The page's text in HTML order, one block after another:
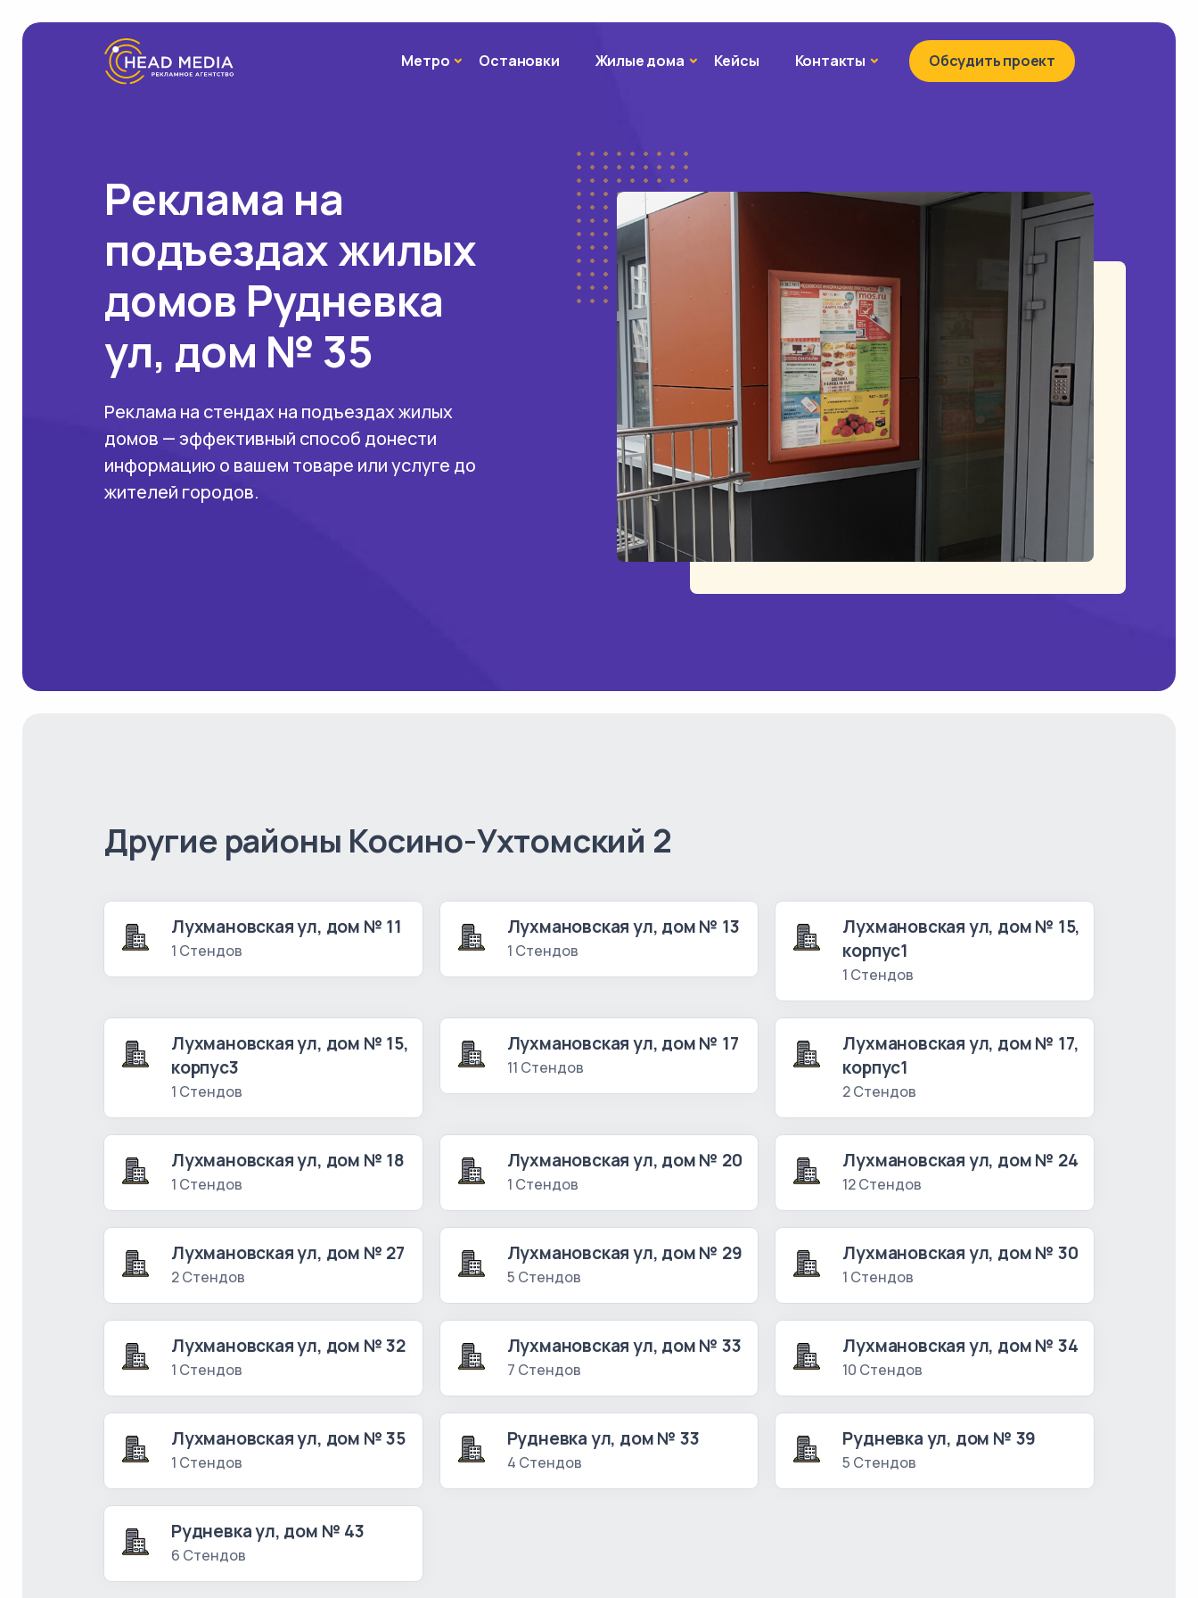
МетроМетроОстановки Жилые домаЖилые дома
Кейсы Контакты КонтактыОбсудить проект
Реклама на
подъездах жилых
домов Рудневка
ул, дом № 35
Реклама на стендах на подъездах жилых
домов — эффективный способ донести
информацию о вашем товаре или услуге до
жителей городов.
Другие районы Косино-Ухтомский 2
Лухмановская ул, дом № 11
1 Стендов
Лухмановская ул, дом № 13
1 Стендов
Лухмановская ул, дом № 15,
корпус1
1 Стендов
Лухмановская ул, дом № 15,
корпус3
1 Стендов
Лухмановская ул, дом № 17
11 Стендов
Лухмановская ул, дом № 17,
корпус1
2 Стендов
Лухмановская ул, дом № 18
1 Стендов
Лухмановская ул, дом № 20
1 Стендов
Лухмановская ул, дом № 24
12 Стендов
Лухмановская ул, дом № 27
2 Стендов
Лухмановская ул, дом № 29
5 Стендов
Лухмановская ул, дом № 30
1 Стендов
Лухмановская ул, дом № 32
1 Стендов
Лухмановская ул, дом № 33
7 Стендов
Лухмановская ул, дом № 34
10 Стендов
Лухмановская ул, дом № 35
1 Стендов
Рудневка ул, дом № 33
4 Стендов
Рудневка ул, дом № 39
5 Стендов
Рудневка ул, дом № 43
6 Стендов